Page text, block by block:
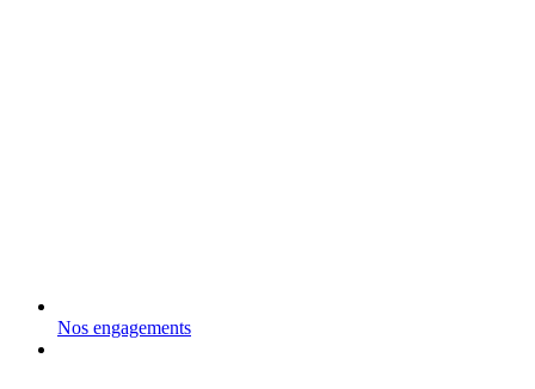
Nos engagements